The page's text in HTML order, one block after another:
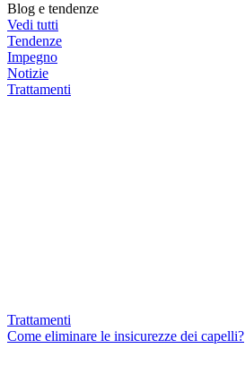
Blog e tendenze
Vedi tutti
Tendenze
Impegno
Notizie
Trattamenti
Trattamenti
Come eliminare le insicurezze dei capelli?